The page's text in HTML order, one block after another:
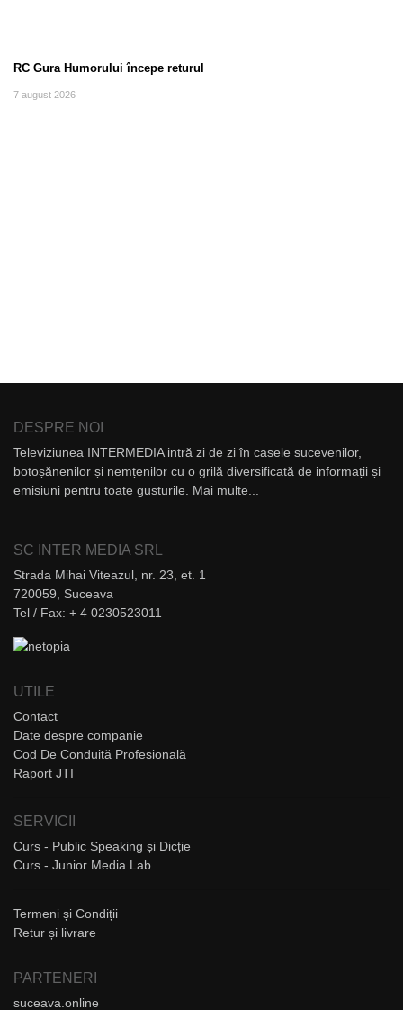
RC Gura Humorului începe returul
7 august 2026
DESPRE NOI
Televiziunea INTERMEDIA intră zi de zi în casele sucevenilor,
botoșănenilor și nemțenilor cu o grilă diversificată de informații și
emisiuni pentru toate gusturile. Mai multe...
SC INTER MEDIA SRL
Strada Mihai Viteazul, nr. 23, et. 1
720059, Suceava
Tel / Fax: + 4 0230523011
UTILE
Contact
Date despre companie
Cod De Conduită Profesională
Raport JTI
SERVICII
Curs - Public Speaking și Dicție
Curs - Junior Media Lab
Termeni și Condiții
Retur și livrare
PARTENERI
suceava.online